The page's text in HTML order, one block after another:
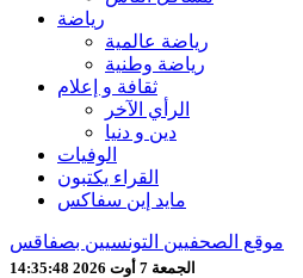
رياضة
رياضة عالمية
رياضة وطنية
ثقافة و إعلام
الرأي الآخر
دين و دنيا
الوفيات
القراء يكتبون
مايد إين سفاكس
موقع الصحفيين التونسيين بصفاقس
الجمعة 7 أوت 2026 14:35:50